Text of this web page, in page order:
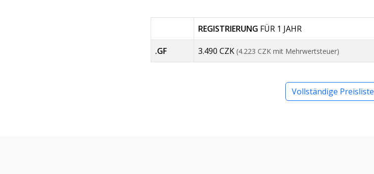
REGISTRIERUNG FÜR 1 JAHR
.GF 3.490 CZK (4.223 CZK mit Mehrwertsteuer)
Vollständige Preisliste